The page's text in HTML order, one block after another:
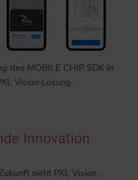
des MOBILE CHIP SDK in
Vision Lösung
Innovation
sieht PXL Vision